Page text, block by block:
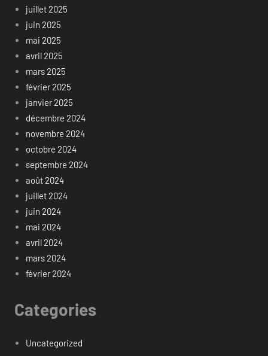
juillet 2025
juin 2025
mai 2025
avril 2025
mars 2025
février 2025
janvier 2025
décembre 2024
novembre 2024
octobre 2024
septembre 2024
août 2024
juillet 2024
juin 2024
mai 2024
avril 2024
mars 2024
février 2024
Categories
Uncategorized